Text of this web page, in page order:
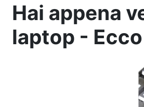
Hai appena
laptop -